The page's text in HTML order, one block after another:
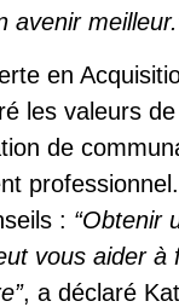
avenir
en
les valeurs
de
: “Obtenir
vous aider à
, a déclaré